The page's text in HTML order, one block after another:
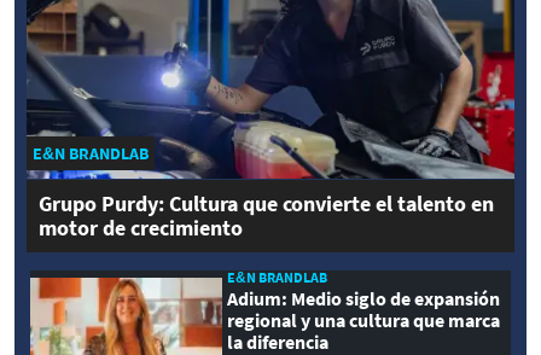
E&N BRANDLAB
Grupo Purdy: Cultura que convierte el talento en
motor de crecimiento
E&N BRANDLAB
Adium: Medio siglo de expansión
regional y una cultura que marca
la diferencia